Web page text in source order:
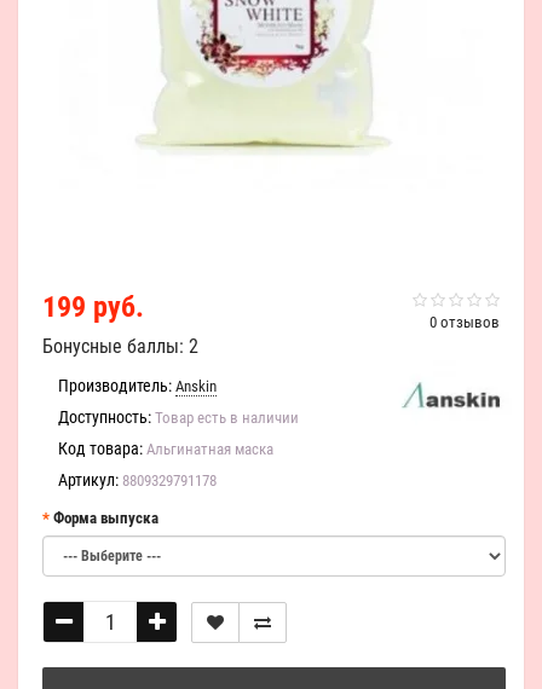
0 отзывов
199 руб.
Бонусные баллы: 2
Производитель: Anskin
Доступность: Товар есть в наличии
Код товара: Альгинатная маска
Артикул: 8809329791178
Форма выпуска